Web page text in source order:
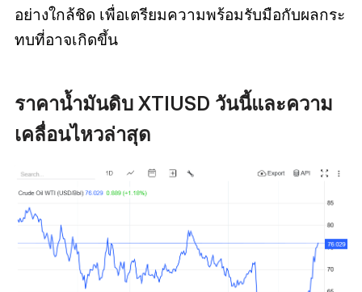
อย่างใกล้ชิด เพื่อเตรียมความพร้อมรับมือกับผลกระ
ทบที่อาจเกิดขึ้น
ราคาน้ำมันดิบ XTIUSD วันนี้และความ
เคลื่อนไหวล่าสุด